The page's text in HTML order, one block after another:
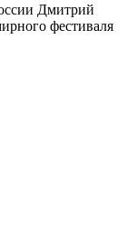
Дмитрий
фестиваля